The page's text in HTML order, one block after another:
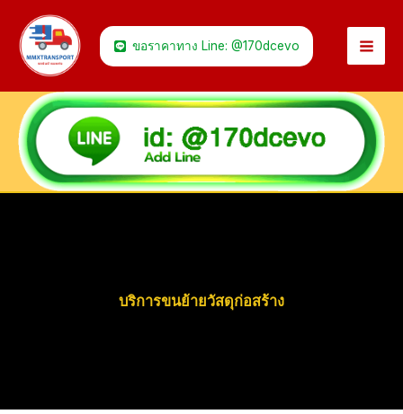
content
ขอราคาทาง Line: @170dcevo
บริการขนย้ายวัสดุก่อสร้าง